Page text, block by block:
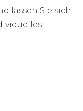
lassen Sie sich